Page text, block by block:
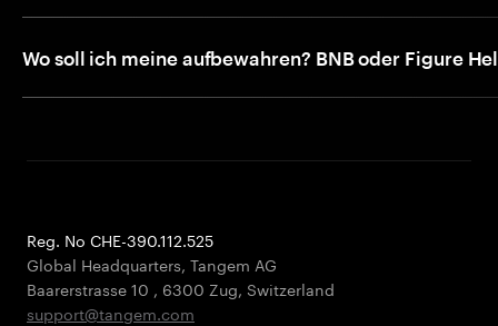
Wo soll ich meine aufbewahren? BNB oder Figure
Reg. No CHE-390.112.525
Global Headquarters, Tangem AG
Baarerstrasse 10 , 6300 Zug, Switzerland
support@tangem.com